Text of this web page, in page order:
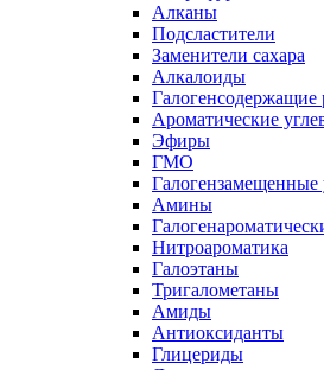
Алканы
Подсластители
Заменители сахара
Алкалоиды
Галогенсодержащие
Ароматические
Эфиры
ГМО
Амины
Нитроароматика
Галоэтаны
Тригалометаны
Амиды
Антиоксиданты
Глицериды